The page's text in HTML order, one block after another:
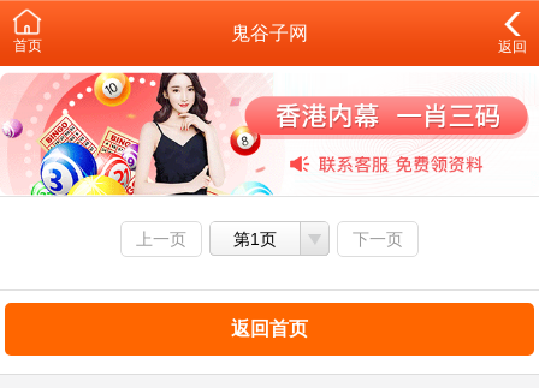
首页
鬼谷子网
返回
上一页 第1页 下一页
返回首页